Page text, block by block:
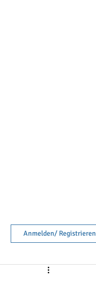
Anmelden/ Registrieren